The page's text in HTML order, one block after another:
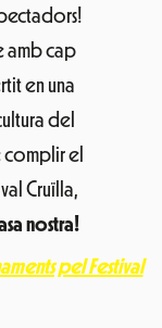
amb cap
en una
del
complir el
Cruïlla,
nostra!
pel Festival